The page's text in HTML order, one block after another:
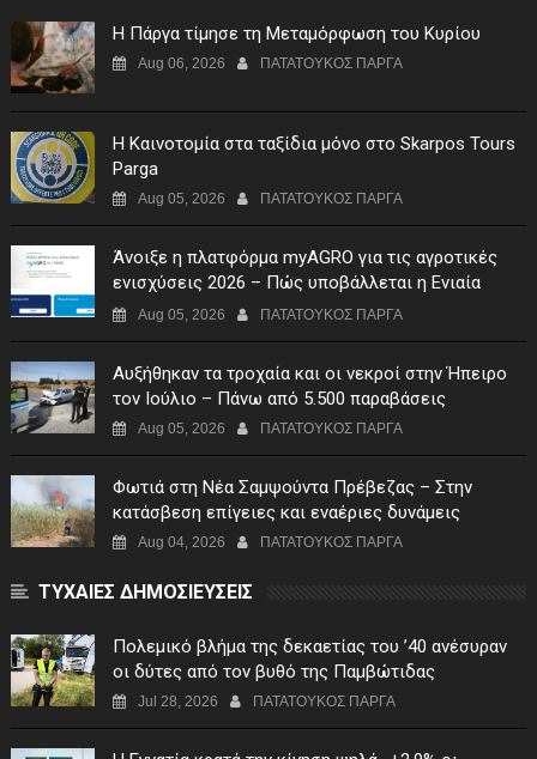
Η Πάργα τίμησε τη Μεταμόρφωση του Κυρίου
Aug 06, 2026 ΠΑΤΑΤΟΥΚΟΣ ΠΑΡΓΑ
Η Καινοτομία στα ταξίδια μόνο στο Skarpos Tours
Parga
Aug 05, 2026 ΠΑΤΑΤΟΥΚΟΣ ΠΑΡΓΑ
Άνοιξε η πλατφόρμα myAGRO για τις αγροτικές
ενισχύσεις 2026 – Πώς υποβάλλεται η Ενιαία
Αίτηση Ενίσχυσης
Aug 05, 2026 ΠΑΤΑΤΟΥΚΟΣ ΠΑΡΓΑ
Αυξήθηκαν τα τροχαία και οι νεκροί στην Ήπειρο
τον Ιούλιο – Πάνω από 5.500 παραβάσεις
Aug 05, 2026 ΠΑΤΑΤΟΥΚΟΣ ΠΑΡΓΑ
Φωτιά στη Νέα Σαμψούντα Πρέβεζας – Στην
κατάσβεση επίγειες και εναέριες δυνάμεις
Aug 04, 2026 ΠΑΤΑΤΟΥΚΟΣ ΠΑΡΓΑ
ΤΥΧΑΙΕΣ ΔΗΜΟΣΙΕΥΣΕΙΣ
Πολεμικό βλήμα της δεκαετίας του ’40 ανέσυραν
οι δύτες από τον βυθό της Παμβώτιδας
Jul 28, 2026 ΠΑΤΑΤΟΥΚΟΣ ΠΑΡΓΑ